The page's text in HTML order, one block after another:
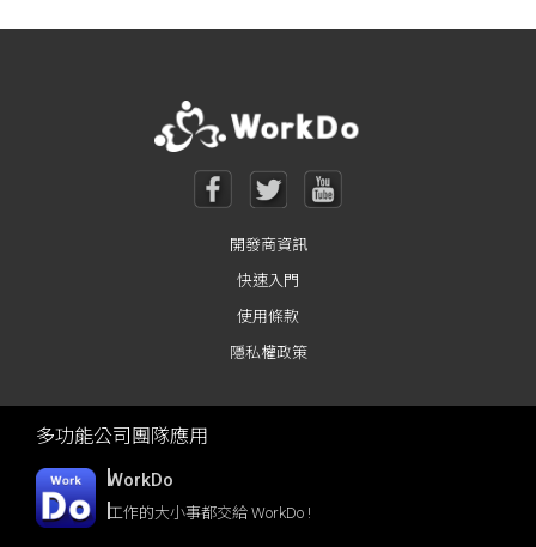
Posts navigation
開發商資訊
快速入門
使用條款
隱私權政策
多功能公司團隊應用
WorkDo
工作的大小事都交給 WorkDo !